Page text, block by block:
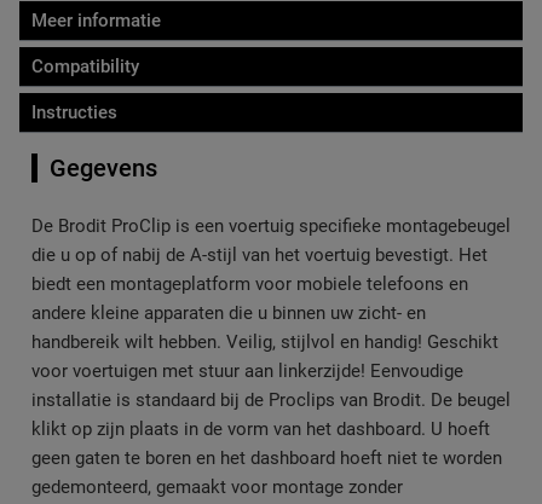
Meer informatie
Compatibility
Instructies
Gegevens
De Brodit ProClip is een voertuig specifieke montagebeugel
die u op of nabij de A-stijl van het voertuig bevestigt. Het
biedt een montageplatform voor mobiele telefoons en
andere kleine apparaten die u binnen uw zicht- en
handbereik wilt hebben. Veilig, stijlvol en handig! Geschikt
voor voertuigen met stuur aan linkerzijde! Eenvoudige
installatie is standaard bij de Proclips van Brodit. De beugel
klikt op zijn plaats in de vorm van het dashboard. U hoeft
geen gaten te boren en het dashboard hoeft niet te worden
gedemonteerd, gemaakt voor montage zonder